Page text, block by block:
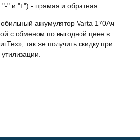
" и "+") - прямая и обратная.
аккумулятор Varta 170Ач
с обменом по выгодной цене в
так же получить скидку при